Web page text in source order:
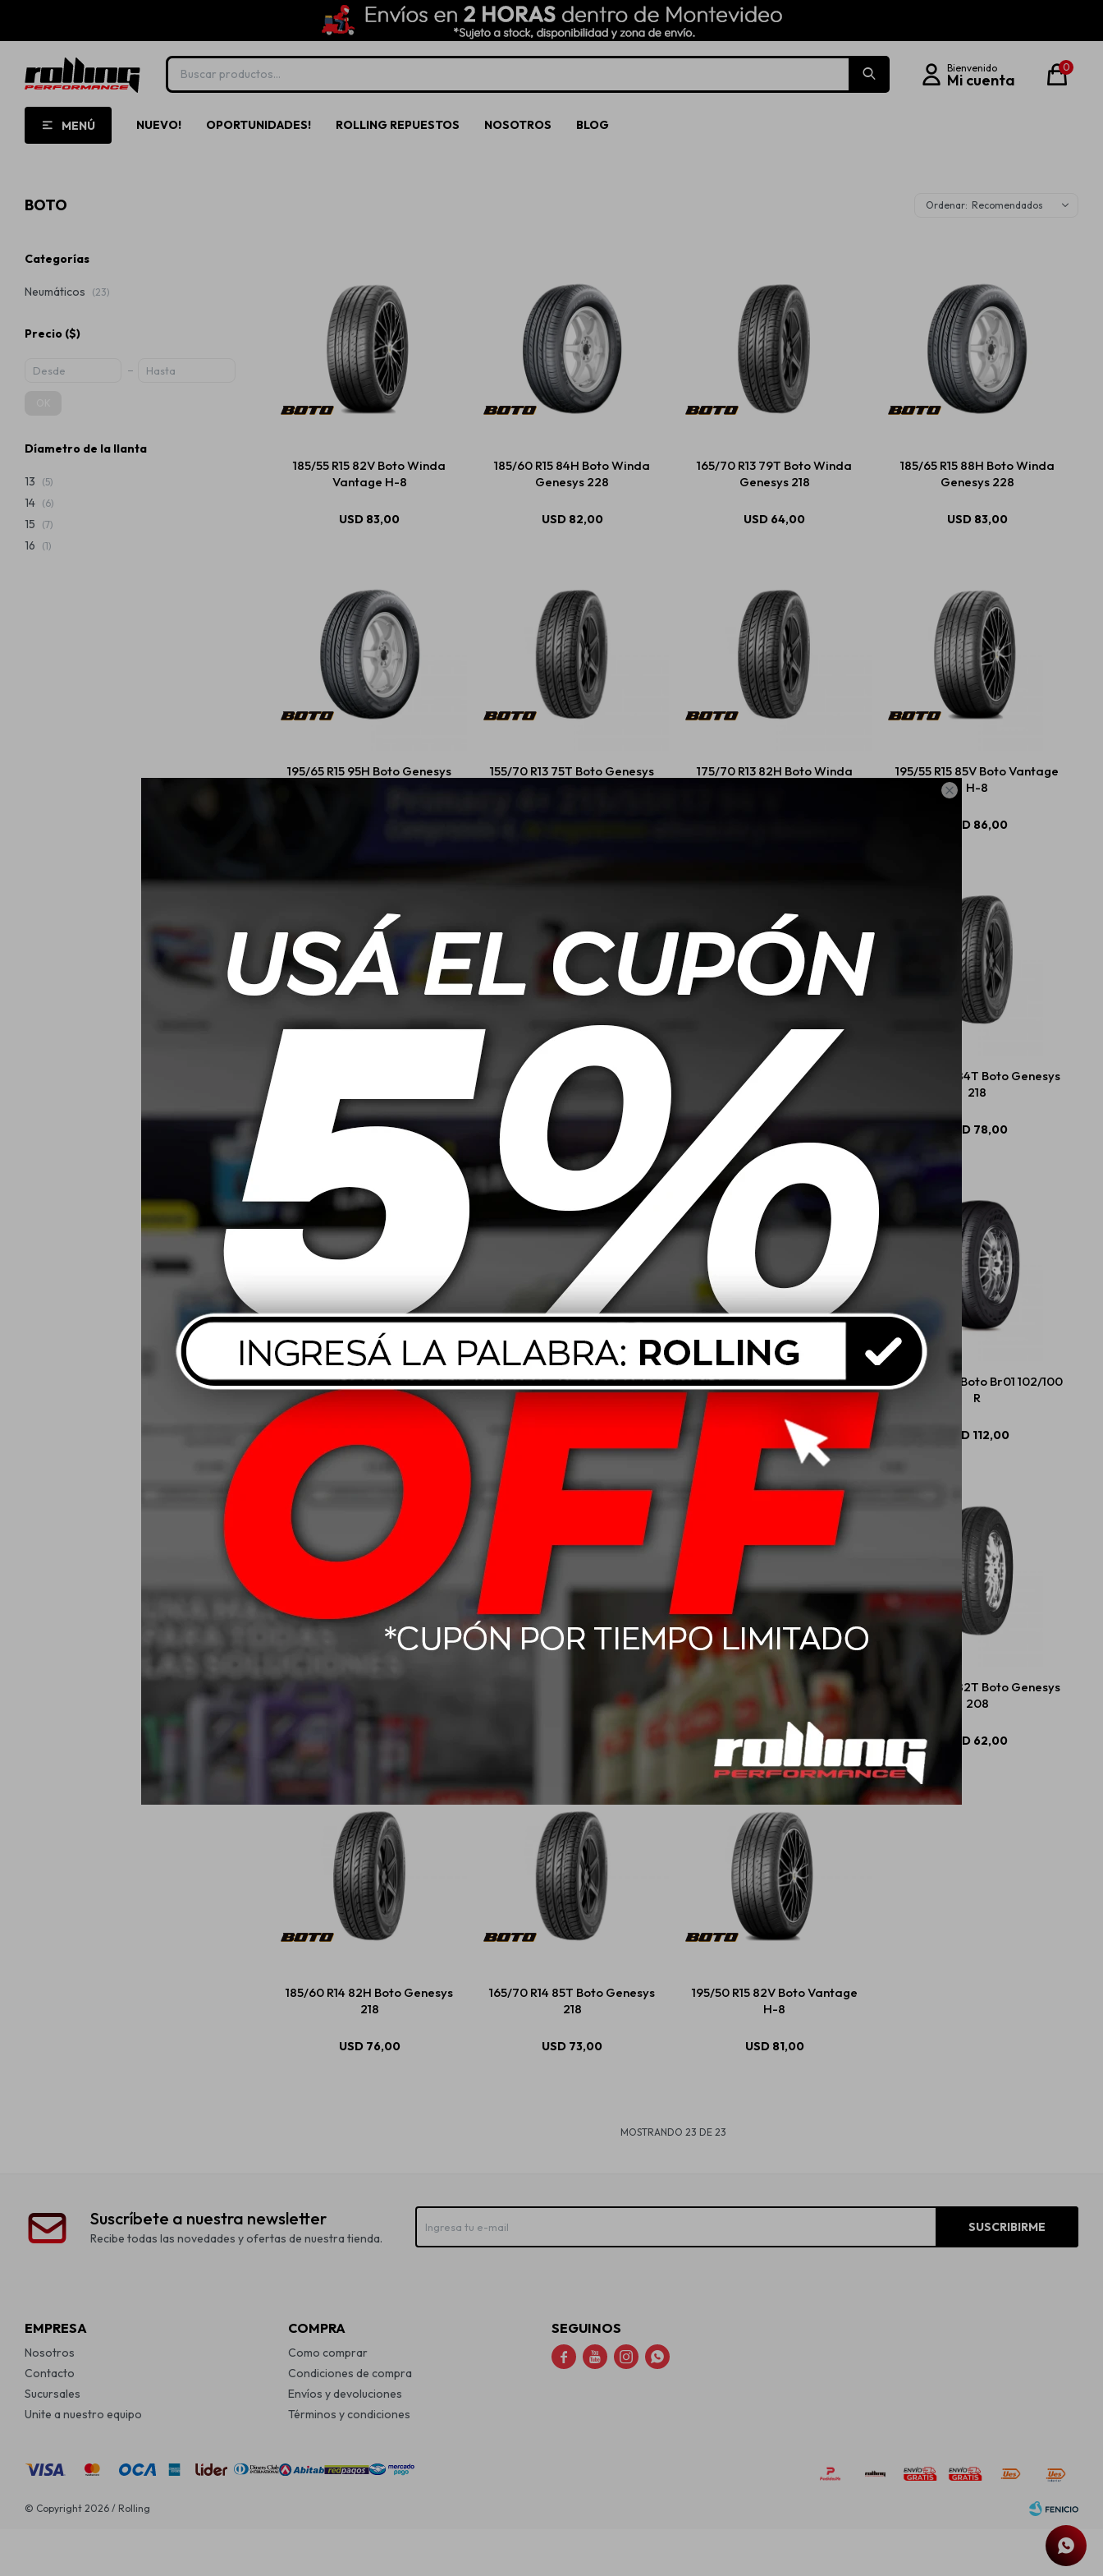

MENÚ NUEVO! OPORTUNIDADES! ROLLING REPUESTOS NOSOTROS BLOG
0
BOTO Recomendados
185/55 R15 82V Boto Winda
Vantage H-8
USD 83,00
185/60 R15 84H Boto Winda
Genesys 228
USD 82,00
165/70 R13 79T Boto Winda
Genesys 218
USD 64,00
185/65 R15 88H Boto Winda
Genesys 228
USD 83,00
195/65 R15 95H Boto Genesys
155/70 R13 75T Boto Genesys
175/70 R13 82H Boto Winda
195/55 R15 85V Boto Vantage
H-8
USD 86,00
USD90,00
155/70 R12 73S Boto Gaukotyre
USD
185/65 R14 86H Boto Genesys
USD
175/70 R14 84T Boto Genesys
218
USD 78,00
185/70 R14 88T Boto Genesys
218
225/45 R17 91W Boto Vantage
H-8
145/70 R12 69T Boto Gaukotire
59,00
185 R14C 8T Boto Br01 102/100
R
USD 112,00
155/65 R14 75T Boto Genesys
USD74,00
175/70 R13 82T Boto Genesys
208
USD 62,00
185/60 R14 82H Boto Genesys
218
USD 76,00
165/70 R14 85T Boto Genesys
218
USD 73,00
195/50 R15 82V Boto Vantage
H-8
USD 81,00
MOSTRANDO 23 DE 23
Categorías
Neumáticos (23)
Precio ($)
Díametro de la llanta
13 (5)
14 (6)
15 (7)
16 (1)
Suscríbete a nuestra newsletter
Recibe todas las novedades y ofertas de nuestra tienda.
SUSCRIBIRME
EMPRESA
Nosotros
Contacto
Sucursales
Unite a nuestro equipo
COMPRA
Como comprar
Condiciones de compra
Envíos y devoluciones
Términos y condiciones
SEGUINOS
   
© Copyright 2026 / Rolling